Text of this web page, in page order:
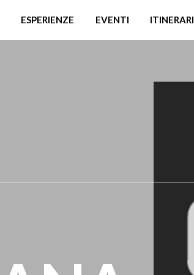
ESPERIENZE EVENTI ITINERARI